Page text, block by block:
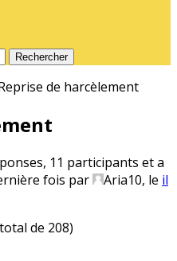
Rechercher
de harcèlement
11 participants et a
fois par
Aria10, le il
de 208)